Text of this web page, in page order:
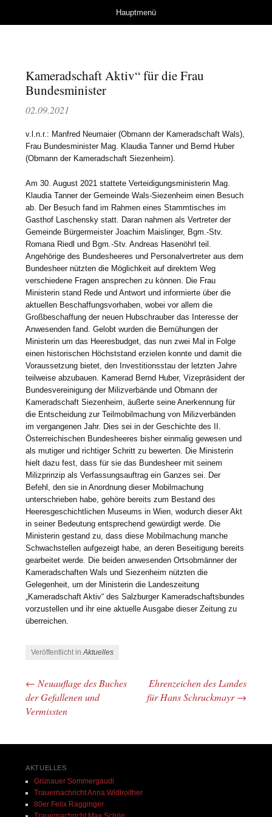
Herzlich Willkommen
bei der Kameradschaft
Hauptmenü
Kameradschaft Aktiv“ für die Frau
Bundesminister
02.09.2021
v.l.n.r.: Manfred Neumaier (Obmann der Kameradschaft Wals),
Frau Bundesminister Mag. Klaudia Tanner und Bernd Huber
(Obmann der Kameradschaft Siezenheim).
Am 30. August 2021 stattete Verteidigungsministerin Mag.
Klaudia Tanner der Gemeinde Wals-Siezenheim einen Besuch
ab. Der Besuch fand im Rahmen eines Stammtisches im
Gasthof Laschensky statt. Daran nahmen als Vertreter der
Gemeinde Bürgermeister Joachim Maislinger, Bgm.-Stv.
Romana Riedl und Bgm.-Stv. Andreas Hasenöhrl teil.
Angehörige des Bundesheeres und Personalvertreter aus dem
Bundesheer nützten die Möglichkeit auf direktem Weg
verschiedene Fragen ansprechen zu können. Die Frau
Ministerin stand Rede und Antwort und informierte über die
aktuellen Beschaffungsvorhaben, wobei vor allem die
Großbeschaffung der neuen Hubschrauber das Interesse der
Anwesenden fand. Gelobt wurden die Bemühungen der
Ministerin um das Heeresbudget, das nun zwei Mal in Folge
einen historischen Höchststand erzielen konnte und damit die
Voraussetzung bietet, den Investitionsstau der letzten Jahre
teilweise abzubauen. Kamerad Bernd Huber, Vizepräsident der
Bundesvereinigung der Milizverbände und Obmann der
Kameradschaft Siezenheim, äußerte seine Anerkennung für
die Entscheidung zur Teilmobilmachung von Milizverbänden
im vergangenen Jahr. Dies sei in der Geschichte des II.
Österreichischen Bundesheeres bisher einmalig gewesen und
als mutiger und richtiger Schritt zu bewerten. Die Ministerin
hielt dazu fest, dass für sie das Bundesheer mit seinem
Milizprinzip als Verfassungsauftrag ein Ganzes sei. Der
Befehl, den sie in Anordnung dieser Mobilmachung
unterschrieben habe, gehöre bereits zum Bestand des
Heeresgeschichtlichen Museums in Wien, wodurch dieser Akt
in seiner Bedeutung entsprechend gewürdigt werde. Die
Ministerin gestand zu, dass diese Mobilmachung manche
Schwachstellen aufgezeigt habe, an deren Beseitigung bereits
gearbeitet werde. Die beiden anwesenden Ortsobmänner der
Kameradschaften Wals und Siezenheim nützten die
Gelegenheit, um der Ministerin die Landeszeitung
„Kameradschaft Aktiv“ des Salzburger Kameradschaftsbundes
vorzustellen und ihr eine aktuelle Ausgabe dieser Zeitung zu
überreichen.
Veröffentlicht inAktuelles
Beitrags-Navigation
← Neuauflage des Buches
der Gefallenen und
Vermissten
Ehrenzeichen des Landes
für Hans Schruckmayr→
AKTUELLES
Grünauer Sommergaudi
Trauernachricht Anna Widlroither
80er Felix Ragginger